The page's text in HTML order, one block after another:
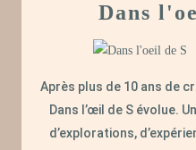
Dans
Après plus de 10 ans de
Dans l’œil de S évolue.
d’explorations,